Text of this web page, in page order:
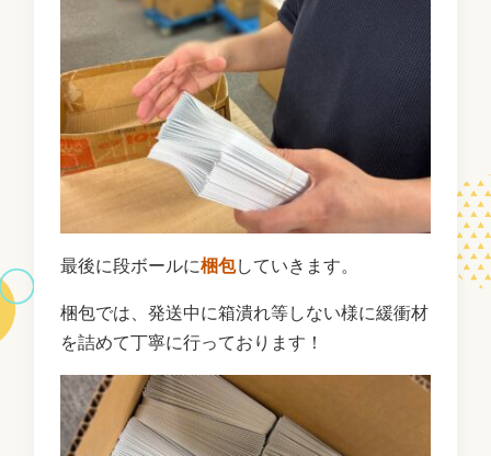
最後に段ボールに梱包していきます。
梱包では、発送中に箱潰れ等しない様に緩衝材
を詰めて丁寧に行っております！